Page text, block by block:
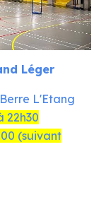
Léger
L'Etang
22h30
(suivant